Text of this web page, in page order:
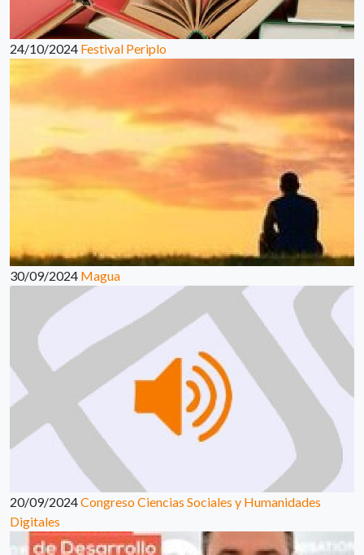
24/10/2024 Festival Periplo
30/09/2024 Magua
20/09/2024Congreso Ciencias Sociales y Humanidades
Digitales